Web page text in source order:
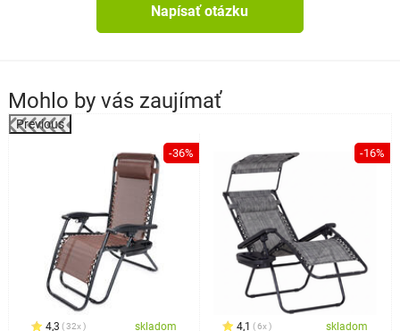
Napísať otázku
Mohlo by vás zaujímať
Previous
-36%
4,3 32x skladom
-16%
4,1 6x skladom